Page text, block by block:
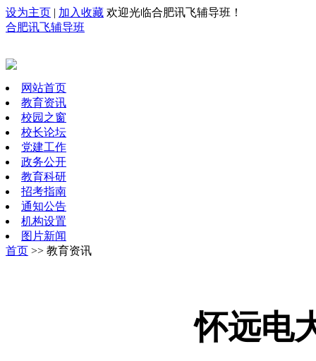
设为主页 | 加入收藏 欢迎光临合肥讯飞辅导班！
合肥讯飞辅导班
网站首页
教育资讯
校园之窗
校长论坛
党建工作
政务公开
教育科研
招考指南
通知公告
机构设置
图片新闻
首页 >> 教育资讯
怀远电